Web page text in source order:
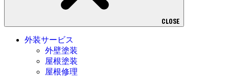
CLOSE
外装サービス
外壁塗装
屋根塗装
屋根修理